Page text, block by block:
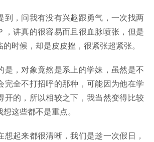
到，问我有没有兴趣跟勇气，一次找两
，讲真的很容易而且很血脉喷张，但是
时候，却是皮皮挫，很紧张超紧张。
是，对象竟然是系上的学妹，虽然是不
完全不打招呼的那种，可能因为他在学
开的，所以相较之下，我当然变得比较
这些都不是重点。
想起来都很清晰，我们是趁一次假日，